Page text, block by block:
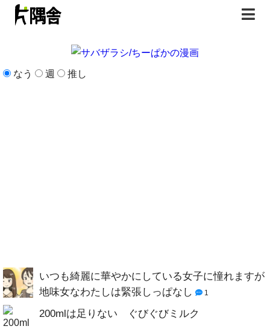
なう 週 推し
いつも綺麗に華やかにしている女子に憧れますが
地味女なわたしは緊張しっぱなし
1
200mlは足りない ぐびぐびミルク
トップページ